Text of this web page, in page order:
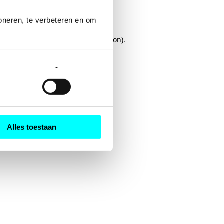
te verbeteren en om
-
Alles toestaan
for more information).